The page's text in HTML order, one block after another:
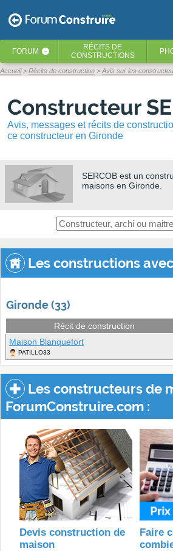
FORUM ‹ RÉCITS DE
CONSTRUCTIONS
Accueil Récits de construction Avis sur les
Constructeur
Avis, messages et récits de
ce constructeur en Gironde
SERCOB est un
maisons en Gironde.
Les constructions avec
Gironde (33)
Récit de construction
Maison Blanquefort
PATILLO33
Les constructeurs de
ForumConstruire.com :
Devis construction de
maison
Faire